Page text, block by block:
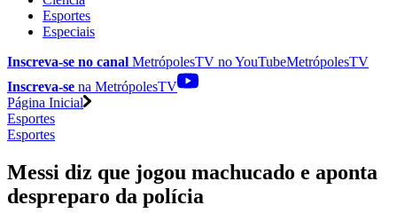
Esportes
Especiais
Inscreva-se no canal MetrópolesTV noYouTubeMetrópolesTV
Inscreva-se na MetrópolesTV
Página Inicial
Esportes
Esportes
Messi diz que jogou machucado e aponta
despreparo da polícia